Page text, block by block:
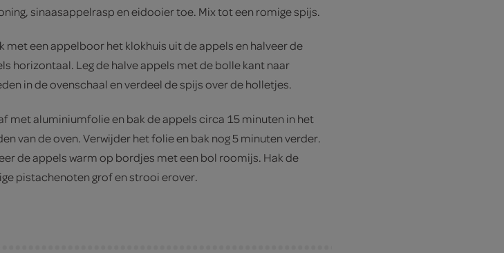
sinaasappelrasp en eidooier toe. Mix tot een romige spijs.
met een appelboor het klokhuis uit de appels en halveer de
horizontaal. Leg de halve appels met de bolle kant naar
in de ovenschaal en verdeel de spijs over de holletjes.
met aluminiumfolie en bak de appels circa 15 minuten in het
van de oven. Verwijder het folie en bak nog 5 minuten verder.
de appels warm op bordjes met een bol roomijs. Hak de
pistachenoten grof en strooi erover.